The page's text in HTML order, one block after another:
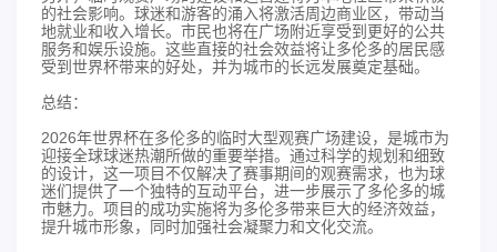
的社会影响。球迷和游客的涌入将激活周边商业区，带动当
地就业和收入增长。市民也将在广场附近享受到更好的公共
服务和娱乐设施。这些直接的社会效益将让多伦多的居民感
受到世界杯带来的好处，并为城市的长远发展奠定基础。
总结：
2026年世界杯在多伦多的临时大型观赛广场建设，是城市为
迎接全球球迷热潮所做的重要举措。通过科学的规划和细致
的设计，这一项目不仅解决了赛事期间的观赛需求，也为球
迷们提供了一个独特的互动平台，进一步展示了多伦多的城
市魅力。项目的成功实施将为多伦多带来巨大的经济效益，
提升城市形象，同时加强社会凝聚力和文化交流。